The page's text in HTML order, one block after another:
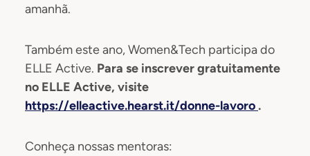
amanhã.
Também este ano, Women&Tech participa do
ELLE Active. Para se inscrever gratuitamente
no ELLE Active, visite
https://elleactive.hearst.it/donne-lavoro .
Conheça nossas mentoras: